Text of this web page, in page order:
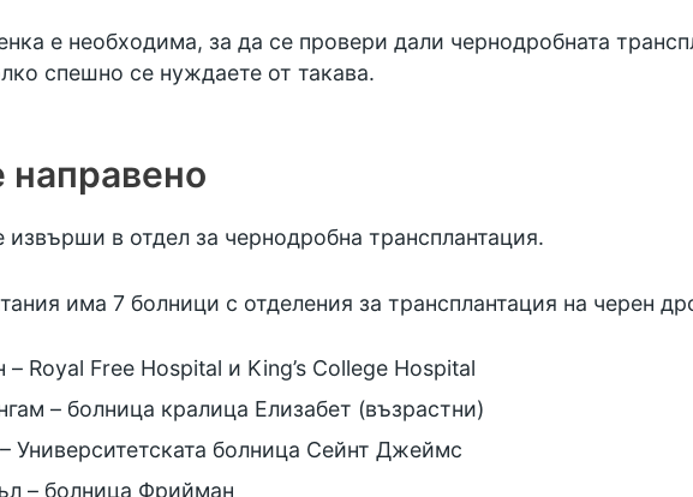
е необходима, за да се провери дали чернодробната
спешно се нуждаете от такава.
направено
извърши в отдел за чернодробна трансплантация.
има 7 болници с отделения за трансплантация на черен
– Royal Free Hospital и King’s College Hospital
– болница кралица Елизабет (възрастни)
Университетската болница Сейнт Джеймс
– болница Фрийман